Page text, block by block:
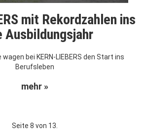
mit Rekordzahlen ins
Ausbildungsjahr
bei KERN-LIEBERS den Start ins
Berufsleben
mehr »
Seite 8 von 13.